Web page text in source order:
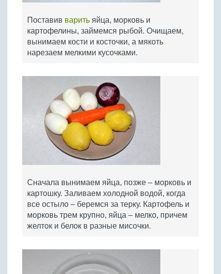
Поставив варить яйца, морковь и
картофелины, займемся рыбой. Очищаем,
вынимаем кости и косточки, а мякоть
нарезаем мелкими кусочками.
Сначала вынимаем яйца, позже – морковь и
картошку. Заливаем холодной водой, когда
все остыло – беремся за терку. Картофель и
морковь трем крупно, яйца – мелко, причем
желток и белок в разные мисочки.